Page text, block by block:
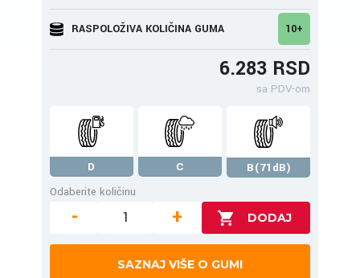
RASPOLOŽIVA KOLIČINA GUMA 10+
6.283 RSD
sa PDV-om
D C
B(71dB)
Odaberite količinu
- +
SAZNAJ VIŠE O GUMI